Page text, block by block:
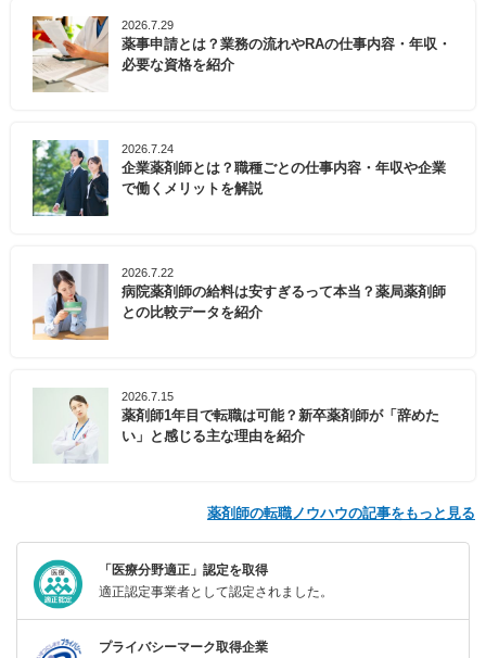
2026.7.29
薬事申請とは？業務の流れやRAの仕事内容・年収・
必要な資格を紹介
2026.7.24
企業薬剤師とは？職種ごとの仕事内容・年収や企業
で働くメリットを解説
2026.7.22
病院薬剤師の給料は安すぎるって本当？薬局薬剤師
との比較データを紹介
2026.7.15
薬剤師1年目で転職は可能？新卒薬剤師が「辞めた
い」と感じる主な理由を紹介
薬剤師の転職ノウハウの記事をもっと見る
「医療分野適正」認定を取得
適正認定事業者として認定されました。
プライバシーマーク取得企業